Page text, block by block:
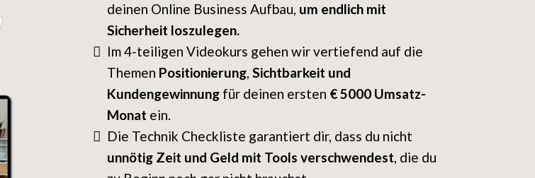
deinen Online Business Aufbau, um endlich mit
Sicherheit loszulegen.
Im 4-teiligen Videokurs gehen wir vertiefend auf die
Themen Positionierung, Sichtbarkeit und
Kundengewinnung für deinen ersten € 5000 Umsatz-
Monat ein.
Die Technik Checkliste garantiert dir, dass du nicht
unnötig Zeit und Geld mit Tools verschwendest, die du